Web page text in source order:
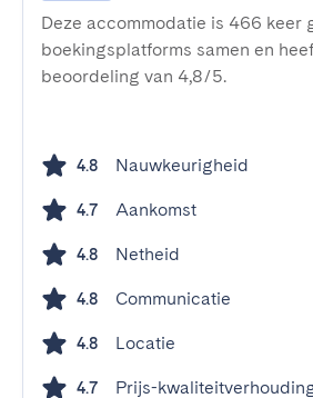
Deze accommodatie is 466 keer
boekingsplatforms samen en
beoordeling van 4,8/5.
4.8 Nauwkeurigheid
4.7 Aankomst
4.8 Netheid
4.8 Communicatie
4.8 Locatie
4.7 Prijs-